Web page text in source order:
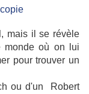
mais il se révèle
monde où on lui
pour trouver un
ou d'un Robert